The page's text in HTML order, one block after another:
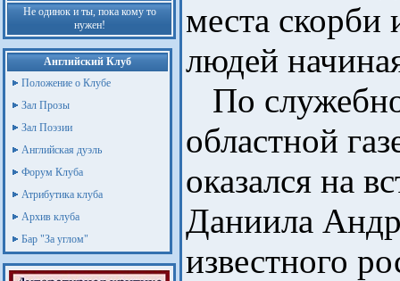
Не одинок и ты, пока кому то
нужен!
Английский Клуб
Положение о Клубе
Зал Прозы
Зал Поэзии
Английская дуэль
Форум Клуба
Атрибутика клуба
Архив клуба
Бар "За углом"
места скорби
людей
По
областной
оказался на
Даниила
известного